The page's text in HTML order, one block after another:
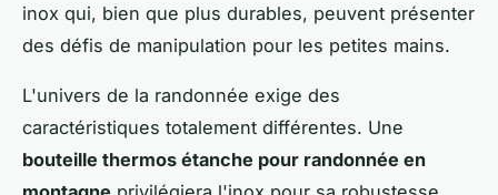
inox qui, bien que plus durables, peuvent présenter
des défis de manipulation pour les petites mains.
L'univers de la randonnée exige des
caractéristiques totalement différentes. Une
bouteille thermos étanche pour randonnée en